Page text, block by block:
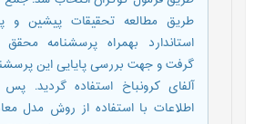
طریق مطالعه تحقیقات پیشین و
استاندارد بهمراه پرسشنامه
گرفت و جهت بررسی پایایی این
آلفای کرونباخ استفاده گردید.
اطلاعات با استفاده از روش مدل